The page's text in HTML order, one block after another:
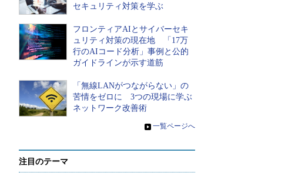
セキュリティ対策を学ぶ
フロンティアAIとサイバーセキ
ュリティ対策の現在地 「17万
行のAIコード分析」事例と公的
ガイドラインが示す道筋
「無線LANがつながらない」の
苦情をゼロに 3つの現場に学ぶ
ネットワーク改善術
» 一覧ページへ
注目のテーマ